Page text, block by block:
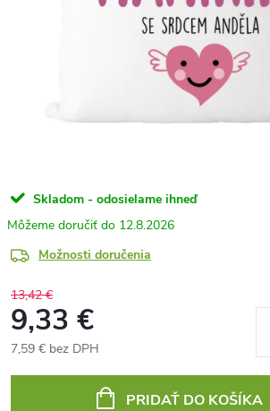
Skladom - odosielame ihneď
12.8.2026
Možnosti doručenia
13,42 €
9,33 €
7,59 € bez DPH
PRIDAŤ DO KOŠÍKA